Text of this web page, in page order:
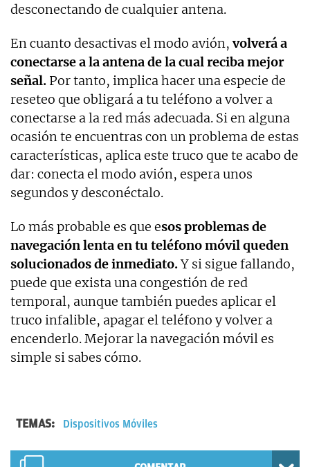
desconectando de cualquier antena.
En cuanto desactivas el modo avión,volverá a
conectarse a la antena de la cual reciba mejor
señal. Por tanto, implica hacer una especie de
reseteo que obligará a tu teléfono a volver a
conectarse a la red más adecuada. Si en alguna
ocasión te encuentras con un problema de estas
características, aplica este truco que te acabo de
dar: conecta el modo avión, espera unos
segundos y desconéctalo.
Lo más probable es que esos problemas de
navegación lenta en tu teléfono móvil queden
solucionados de inmediato.Y si sigue fallando,
puede que exista una congestión de red
temporal, aunque también puedes aplicar el
truco infalible, apagar el teléfono y volver a
encenderlo. Mejorar la navegación móvil es
simple si sabes cómo.
TEMAS: Dispositivos Móviles